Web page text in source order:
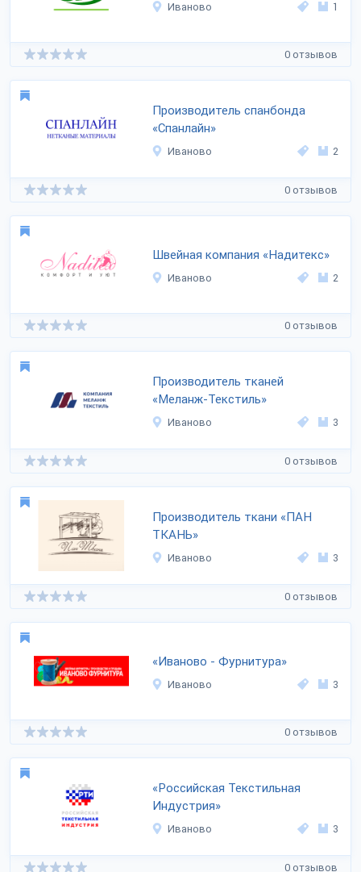
Иваново 1
0 отзывов
Производитель спанбонда
«Спанлайн»
Иваново 2
0 отзывов
Швейная компания «Надитекс»
Иваново 2
0 отзывов
Производитель тканей
«Меланж-Текстиль»
Иваново 3
0 отзывов
Производитель ткани «ПАН
ТКАНЬ»
Иваново 3
0 отзывов
«Иваново - Фурнитура»
Иваново 3
0 отзывов
«Российская Текстильная
Индустрия»
Иваново 3
0 отзывов